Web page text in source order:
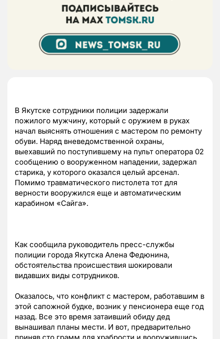
В Якутске сотрудники полиции задержали
пожилого мужчину, который с оружием в руках
начал выяснять отношения с мастером по ремонту
обуви. Наряд вневедомственной охраны,
выехавший по поступившему на пульт оператора 02
сообщению о вооруженном нападении, задержал
старика, у которого оказался целый арсенал.
Помимо травматического пистолета тот для
верности вооружился еще и автоматическим
карабином «Сайга».
Как сообщила руководитель пресс-службы
полиции города Якутска Алена Федюнина,
обстоятельства происшествия шокировали
видавших виды сотрудников.
Оказалось, что конфликт с мастером, работавшим в
этой сапожной будке, возник у пенсионера еще год
назад. Все это время затаивший обиду дед
вынашивал планы мести. И вот, предварительно